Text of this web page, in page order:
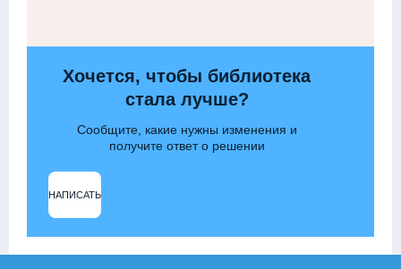
Хочется, чтобы библиотека
стала лучше?
Сообщите, какие нужны изменения и
получите ответ о решении
НАПИСАТЬ